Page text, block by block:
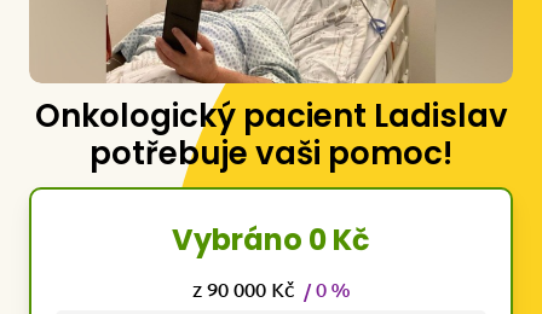
Onkologický pacient Ladislav
potřebuje vaši pomoc!
Vybráno 0 Kč
z 90 000 Kč / 0 %